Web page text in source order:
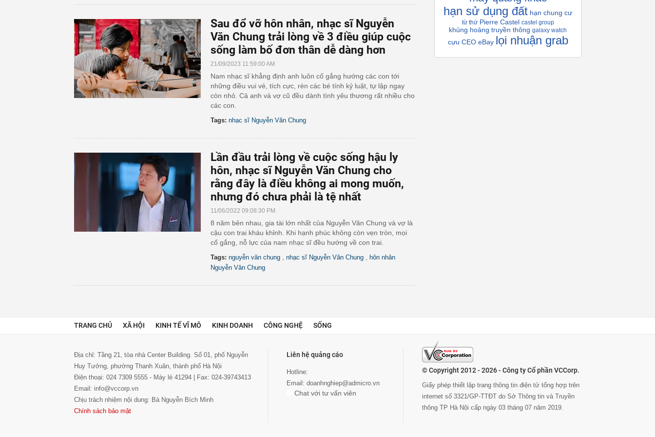
Sau đổ vỡ hôn nhân, nhạc sĩ Nguyễn
Văn Chung trải lòng về 3 điều giúp cuộc
sống làm bố đơn thân dễ dàng hơn
21/09/2023 11:59:00 AM
Nam nhạc sĩ khẳng định anh luôn cố gắng hướng các con tới
những điều vui vẻ, tích cực, rèn các bé tính kỷ luật, tự lập ngay
còn nhỏ. Cả anh và vợ cũ đều dành tình yêu thương rất nhiều cho
các con.
Tags: nhạc sĩ Nguyễn Văn Chung
Lần đầu trải lòng về cuộc sống hậu ly
hôn, nhạc sĩ Nguyễn Văn Chung cho
rằng đây là điều không ai mong muốn,
nhưng đó chưa phải là tệ nhất
11/06/2022 09:08:30 PM
8 năm bên nhau, gia tài lớn nhất của Nguyễn Văn Chung và vợ là
cậu con trai kháu khỉnh. Khi hạnh phúc không còn vẹn tròn, mọi
cố gắng, nỗ lực của nam nhạc sĩ đều hướng về con trai.
Tags: nguyễn văn chung nhạc sĩ Nguyễn Văn Chung
hôn nhân
Nguyễn Văn Chung
hạn sử dụng đất hạn chung cư
từ thứ Pierre Castel castel group
khủng hoàng truyền thông galaxy watch
cựu CEO eBay lọi nhuận grab
TRANG CHỦ XÃ HỘI KINH TẾ VĨ MÔ KINH DOANH CÔNG NGHỆ SỐNG
Địa chỉ: Tầng 21, tòa nhà Center Building. Số 01, phố Nguyễn
Huy Tưởng, phường Thanh Xuân, thành phố Hà Nội
Điện thoại: 024 7309 5555 - Máy lẻ 41294 | Fax: 024-39743413
Email: info@vccorp.vn
Chịu trách nhiệm nội dung: Bà Nguyễn Bích Minh
Chính sách bảo mật
Liên hệ quảng cáo
Hotline:
Email: doanhnghiep@admicro.vn
Chat với tư vấn viên
© Copyright 2012 - 2026 - Công ty Cổ phần VCCorp.
Giấy phép thiết lập trang thông tin điện tử tổng hợp trên
internet số 3321/GP-TTĐT do Sở Thông tin và Truyền
thông TP Hà Nội cấp ngày 03 tháng 07 năm 2019.